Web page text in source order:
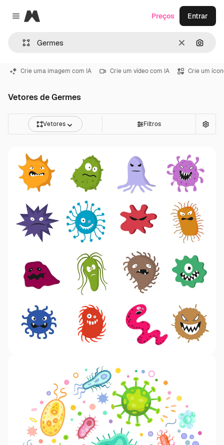
Close menu
Magnific
Limpar
Preços Entrar
Crie uma imagem com IA Crie um vídeo com IA Crie um
Vetores de Germes
Vetores Filtros